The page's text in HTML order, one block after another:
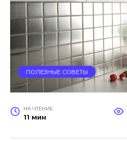
ПОЛЕЗНЫЕ СОВЕТЫ
НА ЧТЕНИЕ
11 мин